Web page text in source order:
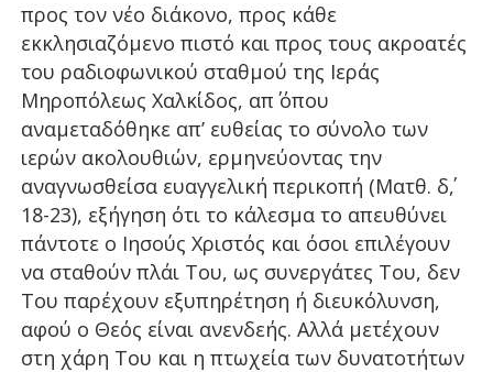
προς τον νέο διάκονο, προς κάθε
εκκλησιαζόμενο πιστό και προς τους ακροατές
του ραδιοφωνικού σταθμού της Ιεράς
Μηροπόλεως Χαλκίδος, απ΄ όπου
αναμεταδόθηκε απ’ ευθείας το σύνολο των
ιερών ακολουθιών, ερμηνεύοντας την
αναγνωσθείσα ευαγγελική περικοπή (Ματθ. δ΄,
18-23), εξήγηση ότι το κάλεσμα το απευθύνει
πάντοτε ο Ιησούς Χριστός και όσοι επιλέγουν
να σταθούν πλάι Του, ως συνεργάτες Του, δεν
Του παρέχουν εξυπηρέτηση ή διευκόλυνση,
αφού ο Θεός είναι ανενδεής. Αλλά μετέχουν
στη χάρη Του και η πτωχεία των δυνατοτήτων